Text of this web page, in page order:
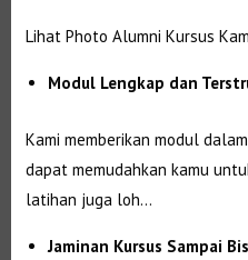
Lihat Photo Alumni Kursus
Modul Lengkap dan
Kami memberikan modul
dapat memudahkan kamu
latihan juga loh…
Jaminan Kursus Sampai